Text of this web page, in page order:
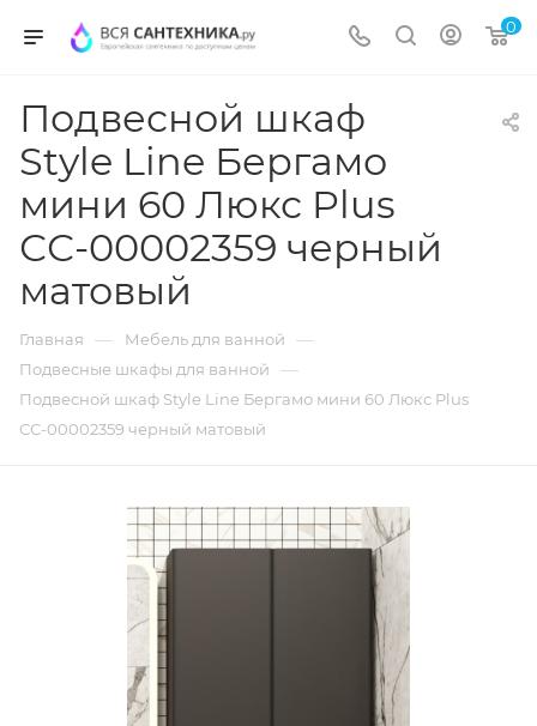
0
Подвесной шкаф
Style Line Бергамо
мини 60 Люкс Plus
СС-00002359 черный
матовый
Главная — Мебель для ванной —
Подвесные шкафы для ванной —
Подвесной шкаф Style Line Бергамо мини 60 Люкс Plus
СС-00002359 черный матовый